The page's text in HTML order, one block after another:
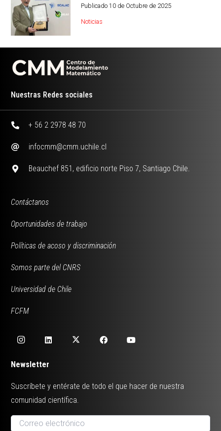
Publicado 10 de Octubre de 2025
Noticias
Nuestras Redes sociales
+ 56 2 2978 48 70
infocmm@cmm.uchile.cl
Beauchef 851, edificio norte Piso 7, Santiago Chile.
Contáctanos
Oportunidades de trabajo
Políticas de acoso y discriminación
Somos parte del CNRS
Universidad de Chile
FCFM
Newsletter
Suscríbete y entérate de todo el que hacer de nuestra
comunidad científica.